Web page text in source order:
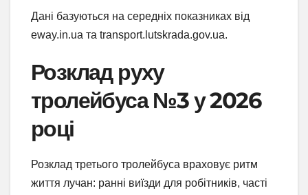
Дані базуються на середніх показниках від
eway.in.ua та transport.lutskrada.gov.ua.
Розклад руху
тролейбуса №3 у 2026
році
Розклад третього тролейбуса враховує ритм
життя лучан: ранні виїзди для робітників, часті